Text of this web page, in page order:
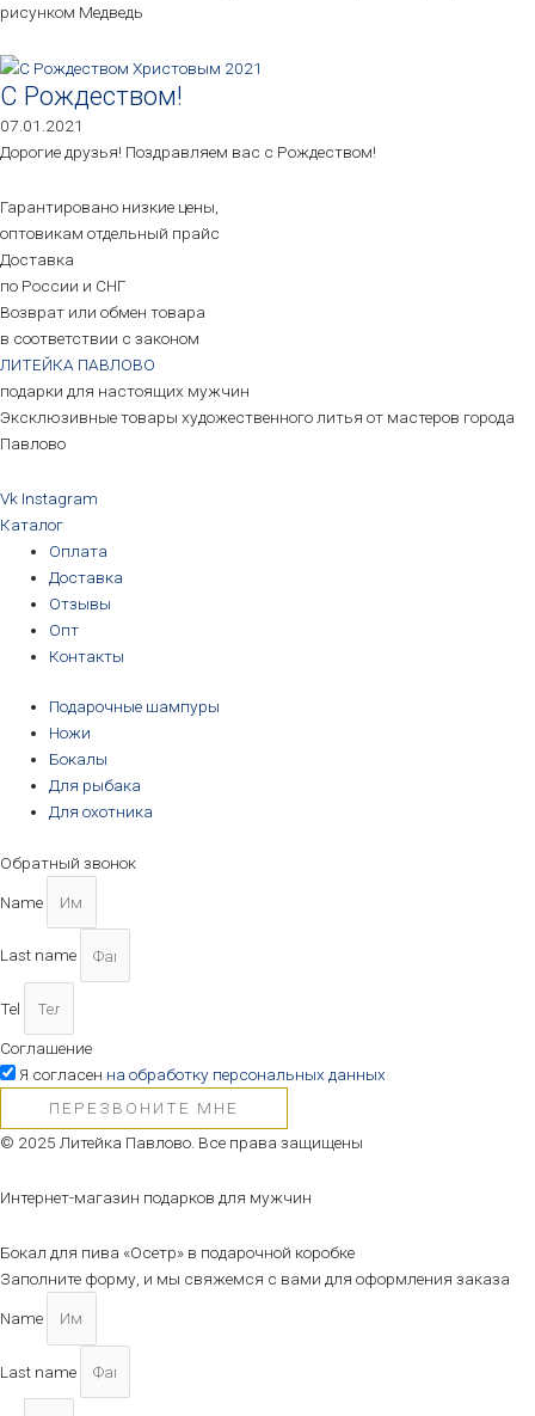
рисунком Медведь
С Рождеством!
07.01.2021
Дорогие друзья! Поздравляем вас с Рождеством!
Гарантировано низкие цены,
оптовикам отдельный прайс
Доставка
по России и СНГ
Возврат или обмен товара
в соответствии с законом
ЛИТЕЙКА ПАВЛОВО
подарки для настоящих мужчин
Эксклюзивные товары художественного литья от мастеров города
Павлово
Vk Instagram
Каталог
Оплата
Доставка
Отзывы
Опт
Контакты
Подарочные шампуры
Ножи
Бокалы
Для рыбака
Для охотника
Обратный звонок
Name
Last name
Tel
Соглашение
Я согласен на обработку персональных данных
ПЕРЕЗВОНИТЕ МНЕ
© 2025 Литейка Павлово. Все права защищены
Интернет-магазин подарков для мужчин
Бокал для пива «Осетр» в подарочной коробке
Заполните форму, и мы свяжемся с вами для оформления заказа
Name
Last name